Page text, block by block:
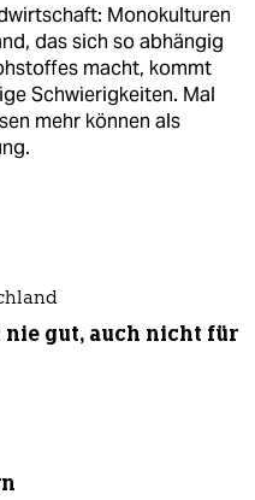
Monokulturen
das sich so abhängig
macht, kommt
Schwierigkeiten. Mal
mehr können als
gut, auch nicht für